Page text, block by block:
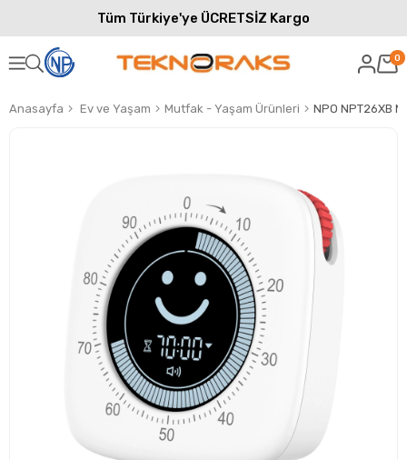
Tüm Türkiye'ye ÜCRETSİZ Kargo
0
Anasayfa Ev ve Yaşam Mutfak - Yaşam Ürünleri